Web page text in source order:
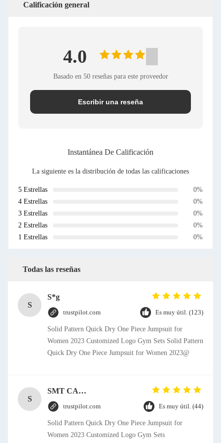
Calificación general
4.0
Basado en 50 reseñas para este proveedor
Escribir una reseña
Instantánea De Calificación
La siguiente es la distribución de todas las calificaciones
5 Estrellas
0%
4 Estrellas
0%
3 Estrellas
0%
2 Estrellas
0%
1 Estrellas
0%
Todas las reseñas
S
S*g
trustpilot.com Es muy útil. (123)
Solid Pattern Quick Dry One Piece Jumpsuit for
Women 2023 Customized Logo Gym Sets Solid Pattern
Quick Dry One Piece Jumpsuit for Women 2023@
S
SMT CAP Type Box Header Connector 1.27mm Pitch Gold Flash Contact Plating
trustpilot.com Es muy útil. (44)
Solid Pattern Quick Dry One Piece Jumpsuit for
Women 2023 Customized Logo Gym Sets